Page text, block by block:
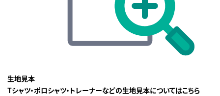
生地見本
Tシャツ・ポロシャツ・トレーナーなどの生地見本についてはこちら